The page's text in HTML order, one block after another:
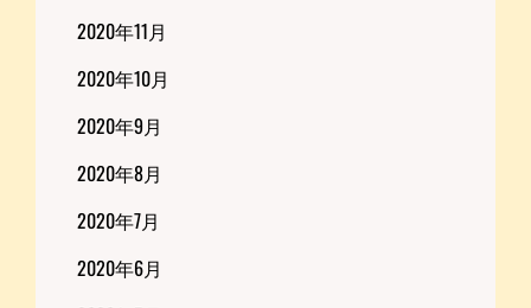
2020年11月
2020年10月
2020年9月
2020年8月
2020年7月
2020年6月